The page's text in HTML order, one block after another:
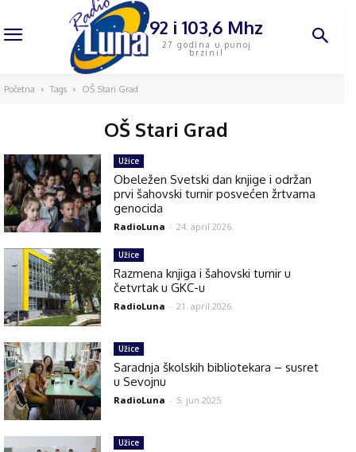
92 i 103,6 Mhz
27 godina u punoj
brzini!
Početna Tags OŠ Stari Grad
OŠ Stari Grad
Užice
Obeležen Svetski dan knjige i održan
prvi šahovski turnir posvećen žrtvama
genocida
RadioLuna - 24. april 2026.
Užice
Razmena knjiga i šahovski turnir u
četvrtak u GKC-u
RadioLuna - 21. april 2026.
Užice
Saradnja školskih bibliotekara – susret
u Sevojnu
RadioLuna - 5. jun 2025.
Užice